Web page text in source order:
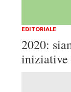
EDITORIALE
2020: